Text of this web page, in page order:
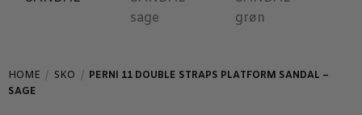
HOME / SKO / PERNI 11 DOUBLE STRAPS PLATFORM SANDAL –
SAGE